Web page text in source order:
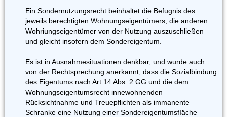
Ein Sondernutzungsrecht beinhaltet die Befugnis des
jeweils berechtigten Wohnungseigentümers, die anderen
Wohriungseigentümer von der Nutzung auszuschließen
und gleicht insofern dem Sondereigentum.
Es ist in Ausnahmesituationen denkbar, und wurde auch
von der Rechtsprechung anerkannt, dass die Sozialbindung
des Eigentums nach Art 14 Abs. 2 GG und die dem
Wohnungseigentumsrecht innewohnenden
Rücksichtnahme und Treuepflichten als immanente
Schranke eine Nutzung einer SondereigentumsfIäche